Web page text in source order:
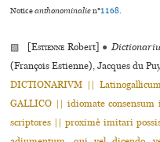
Noticeanthonominalien°1168.
▨ [Estienne Robert] ●
(François Estienne), Jacques du
DICTIONARIVM ||
GALLICO || idiomate
scriptores || proximè imitari